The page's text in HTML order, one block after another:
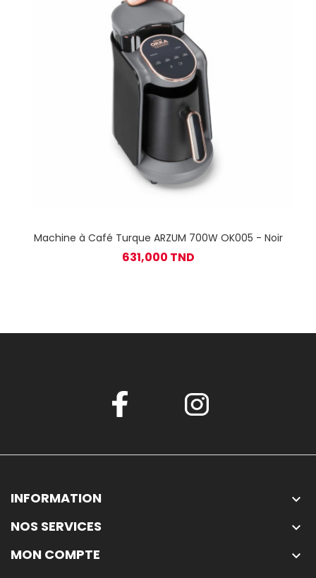
Machine à Café Turque ARZUM 700W OK005 - Noir
631,000 TND
INFORMATION 
NOS SERVICES 
MON COMPTE 